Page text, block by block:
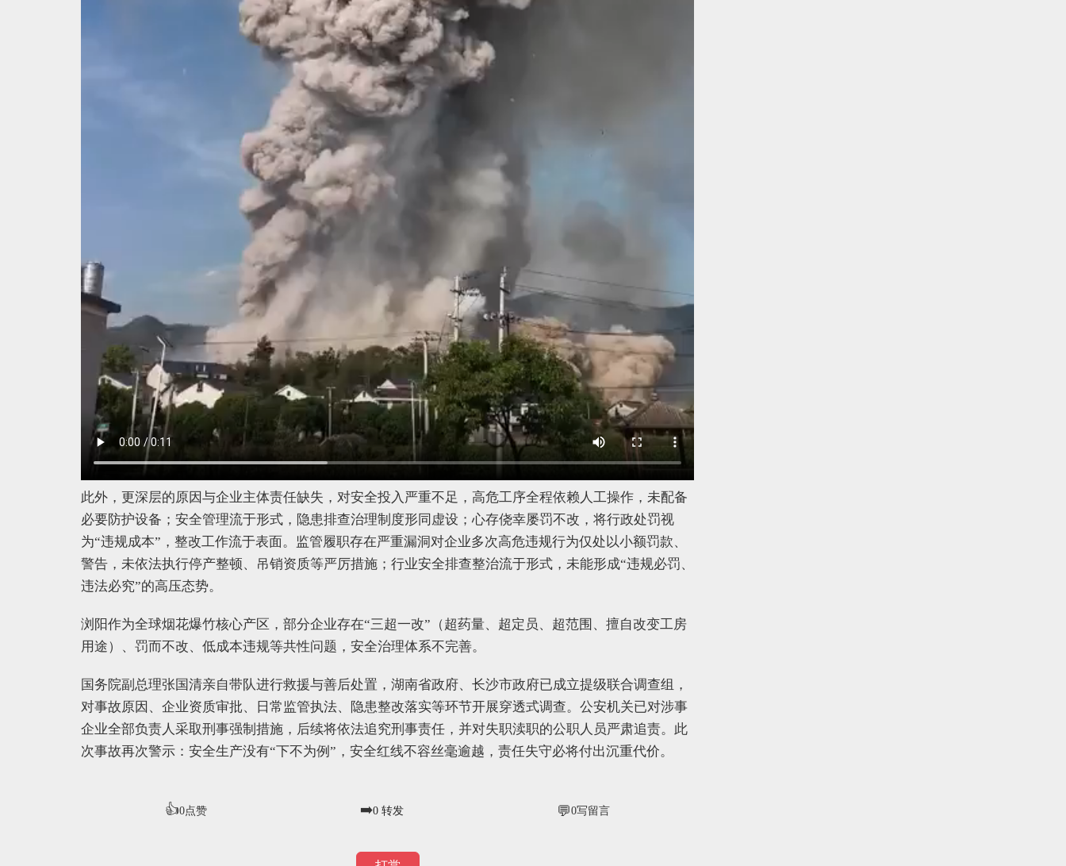
此外，更深层的原因与企业主体责任缺失，对安全投入严重不足，高危工序全程依赖人工操作，未配备
必要防护设备；安全管理流于形式，隐患排查治理制度形同虚设；心存侥幸屡罚不改，将行政处罚视
为“违规成本”，整改工作流于表面。监管履职存在严重漏洞对企业多次高危违规行为仅处以小额罚款、
警告，未依法执行停产整顿、吊销资质等严厉措施；行业安全排查整治流于形式，未能形成“违规必罚、
违法必究”的高压态势。
浏阳作为全球烟花爆竹核心产区，部分企业存在“三超一改”（超药量、超定员、超范围、擅自改变工房
用途）、罚而不改、低成本违规等共性问题，安全治理体系不完善。
国务院副总理张国清亲自带队进行救援与善后处置，湖南省政府、长沙市政府已成立提级联合调查组，
对事故原因、企业资质审批、日常监管执法、隐患整改落实等环节开展穿透式调查。公安机关已对涉事
企业全部负责人采取刑事强制措施，后续将依法追究刑事责任，并对失职渎职的公职人员严肃追责。此
次事故再次警示：安全生产没有“下不为例”，安全红线不容丝毫逾越，责任失守必将付出沉重代价。
👍0点赞 ➡️0 转发 💬0写留言